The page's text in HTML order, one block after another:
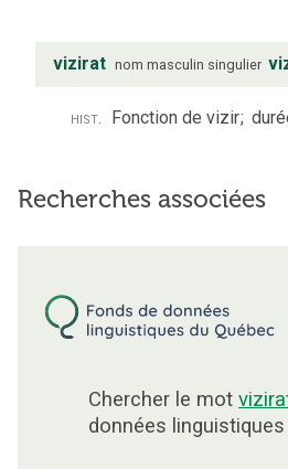
vizirat nom masculin singulier
hist. Fonction de vizir;
Recherches associées
Chercher le mot
données